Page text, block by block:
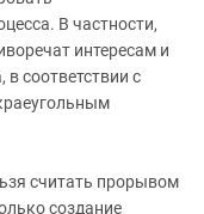
В частности,
интересам и
соответствии с
считать прорывом
создание